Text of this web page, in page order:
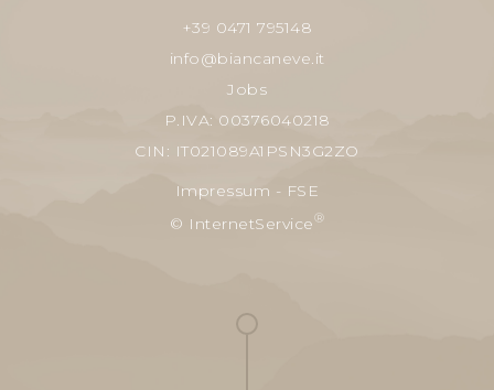
+39 0471 795148
info@biancaneve.it
Jobs
P.IVA: 00376040218
CIN: IT021089A1PSN3G2ZO
Impressum - FSE
© InternetService®